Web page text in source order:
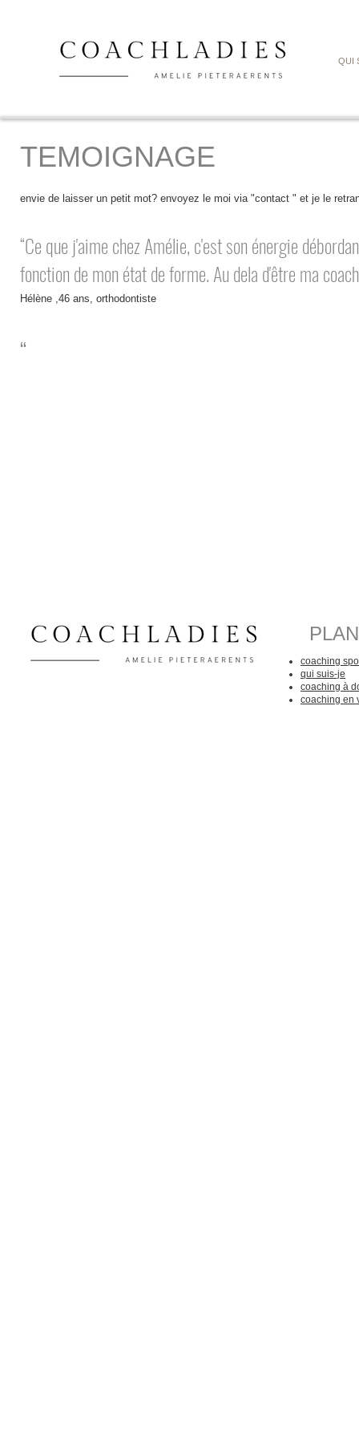
QUI
TEMOIGNAGE
envie de laisser un petit mot? envoyez le moi via "contact " et je le
“Ce que j'aime chez Amélie, c'est son énergie
fonction de mon état de forme. Au dela d'être ma
Hélène ,46 ans, orthodontiste
“
coaching
qui suis-je
coaching à
coaching en